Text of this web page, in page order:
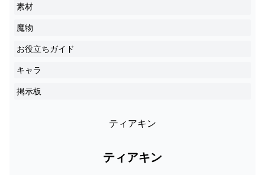
素材
魔物
お役立ちガイド
キャラ
掲示板
ティアキン
ティアキン